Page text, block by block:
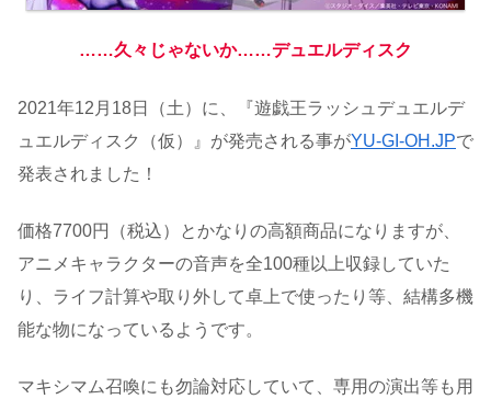
……久々じゃないか……デュエルディスク
2021年12月18日（土）に、『遊戯王ラッシュデュエルデ
ュエルディスク（仮）』が発売される事がYU-GI-OH.JPで
発表されました！
価格7700円（税込）とかなりの高額商品になりますが、
アニメキャラクターの音声を全100種以上収録していた
り、ライフ計算や取り外して卓上で使ったり等、結構多機
能な物になっているようです。
マキシマム召喚にも勿論対応していて、専用の演出等も用